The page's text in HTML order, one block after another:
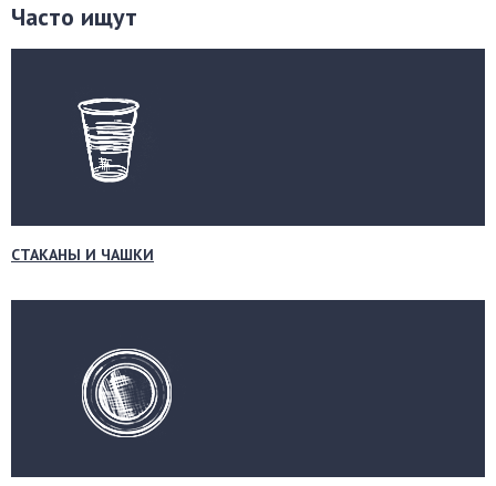
Часто ищут
СТАКАНЫ И ЧАШКИ